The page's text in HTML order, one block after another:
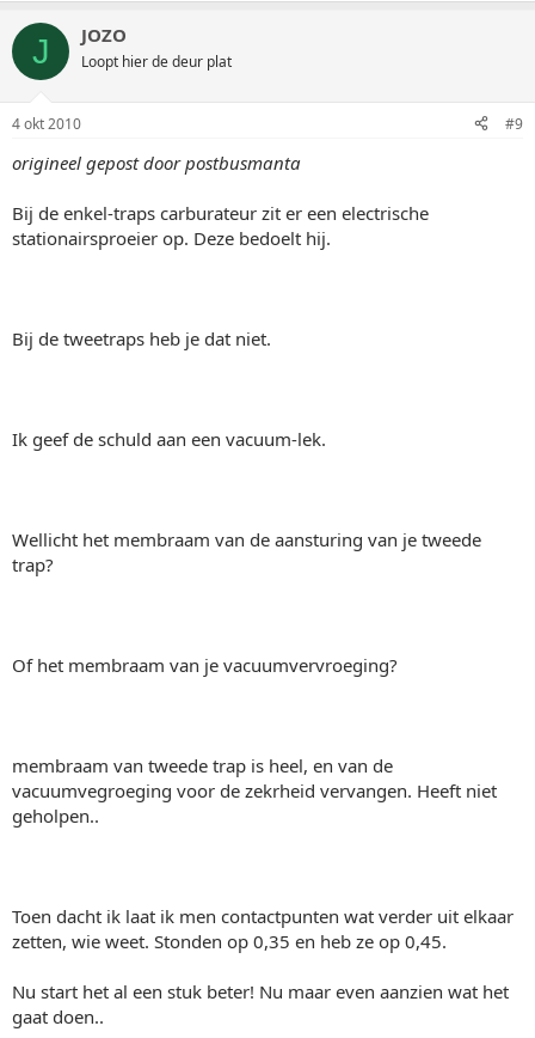
J JOZO
Loopt hier de deur plat
4 okt 2010 #9
origineel gepost door postbusmanta
Bij de enkel-traps carburateur zit er een electrische
stationairsproeier op. Deze bedoelt hij.
Bij de tweetraps heb je dat niet.
Ik geef de schuld aan een vacuum-lek.
Wellicht het membraam van de aansturing van je tweede
trap?
Of het membraam van je vacuumvervroeging?
membraam van tweede trap is heel, en van de
vacuumvegroeging voor de zekrheid vervangen. Heeft niet
geholpen..
Toen dacht ik laat ik men contactpunten wat verder uit elkaar
zetten, wie weet. Stonden op 0,35 en heb ze op 0,45.
Nu start het al een stuk beter! Nu maar even aanzien wat het
gaat doen..